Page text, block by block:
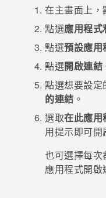
在主畫面上，
點選應用程式
點選預設應用
點選開啟連結
點選想要設
的連結 。
選取在此應用
用提示即可開
也可選擇每次
應用程式開啟